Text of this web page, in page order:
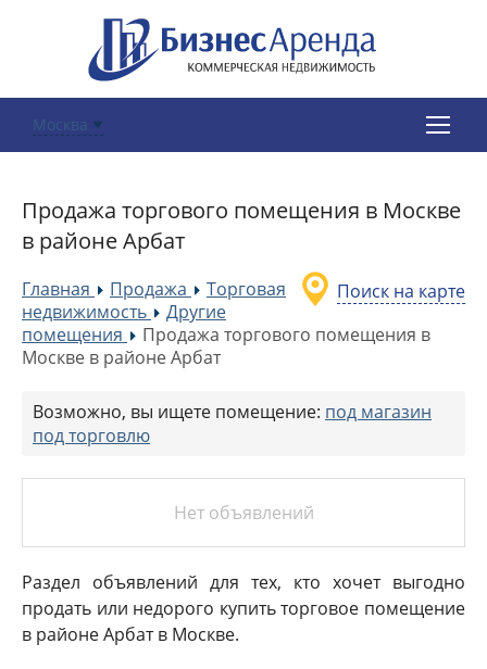
Москва
Продажа торгового помещения в Москве
в районе Арбат
Поиск на карте
Главная »Продажа »
Торговая
недвижимость
»
Другие
помещения
»Продажа торгового помещения в
Москве в районе Арбат
Возможно, вы ищете помещение: под магазин
под торговлю
Нет объявлений
Раздел объявлений для тех, кто хочет выгодно
продать или недорого купить торговое помещение
в районе Арбат в Москве.